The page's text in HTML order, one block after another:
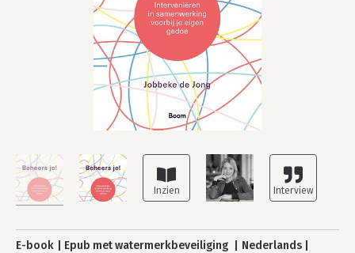
E-book Epub met watermerkbeveiliging
Nederlands